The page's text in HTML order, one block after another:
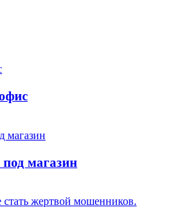
магазин